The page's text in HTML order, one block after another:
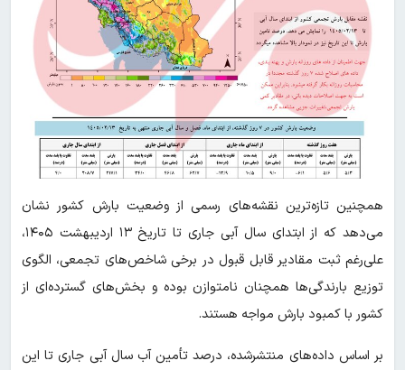
همچنین تازه‌ترین نقشه‌های رسمی از وضعیت بارش کشور نشان
می‌دهد که از ابتدای سال آبی جاری تا تاریخ ۱۳ اردیبهشت ۱۴۰۵،
علی‌رغم ثبت مقادیر قابل قبول در برخی شاخص‌های تجمعی، الگوی
توزیع بارندگی‌ها همچنان نامتوازن بوده و بخش‌های گسترده‌ای از
کشور با کمبود بارش مواجه هستند.
بر اساس داده‌های منتشرشده، درصد تأمین آب سال آبی جاری تا این